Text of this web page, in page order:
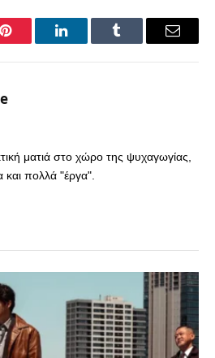
Pinterest LinkedInTumblr Email
ματιά στο χώρο της ψυχαγωγίας,
και πολλά "έργα".